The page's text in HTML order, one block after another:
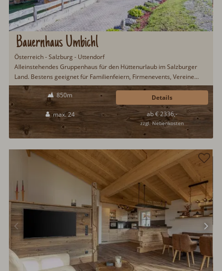
Bauernhaus Umbichl
Österreich - Salzburg - Uttendorf
Alleinstehendes Gruppenhaus für den Hüttenurlaub im Salzburger
Land. Bestens geeignet für Familienfeiern, Firmenevents, Vereine
oder Skizünfte. Sonnige Aussichtslage oberhalb von Uttendorf im
Salzburger Land. Schöner Außenbereich mit möblierter Terrasse,
Spiel- und Liegewiese, Gartengrill sowie Kinderspielplatz...
850m
max. 24 ab € 2336,-
zzgl. Nebenkosten
Details